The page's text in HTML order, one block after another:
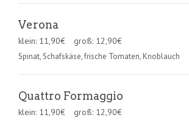
Verona
klein: 11,90€ groß: 12,90€
Spinat, Schafskäse, frische Tomaten, Knoblauch
Quattro Formaggio
klein: 11,90€ groß: 12,90€